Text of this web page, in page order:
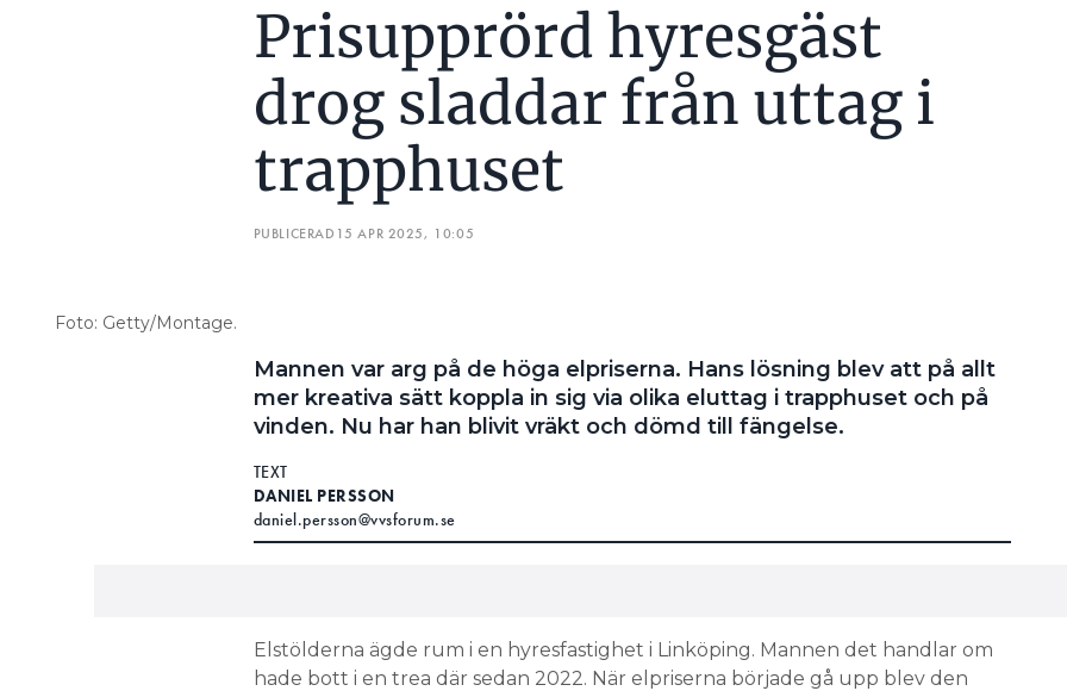
Prisupprörd hyresgäst
drog sladdar från uttag i
trapphuset
PUBLICERAD 15 APR 2025, 10:05
Foto: Getty/Montage.
Mannen var arg på de höga elpriserna. Hans lösning blev att på allt
mer kreativa sätt koppla in sig via olika eluttag i trapphuset och på
vinden. Nu har han blivit vräkt och dömd till fängelse.
TEXT
DANIEL PERSSON
daniel.persson@vvsforum.se
Elstölderna ägde rum i en hyresfastighet i Linköping. Mannen det handlar om
hade bott i en trea där sedan 2022. När elpriserna började gå upp blev den